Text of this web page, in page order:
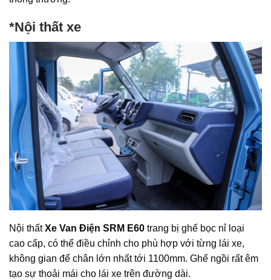
*Nội thất xe
Nội thấtXe Van Điện SRM E60 trang bị ghế bọc nỉ loại
cao cấp, có thể điều chỉnh cho phù hợp với từng lái xe,
không gian để chân lớn nhất tới 1100mm. Ghế ngồi rất êm
tạo sự thoải mái cho lái xe trên đường dài.